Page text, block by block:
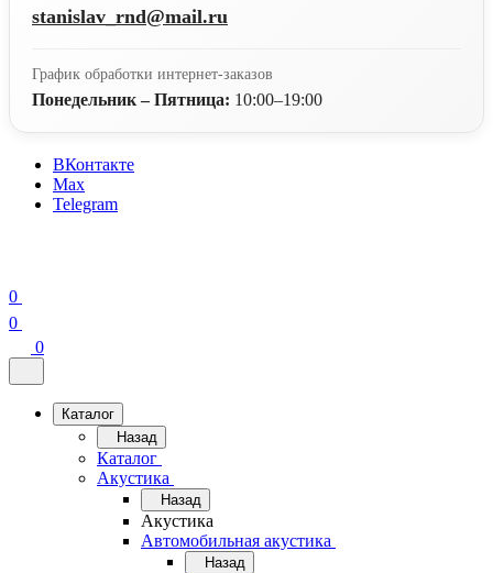
stanislav_rnd@mail.ru
График обработки интернет-заказов
Понедельник – Пятница: 10:00–19:00
ВКонтакте
Max
Telegram
0
0
0
Каталог
Назад
Каталог
Акустика
Назад
Акустика
Автомобильная акустика
Назад